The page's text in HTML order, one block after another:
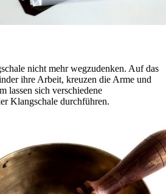
nicht mehr wegzudenken. Auf das
ihre Arbeit, kreuzen die Arme und
lassen sich verschiedene
Klangschale durchführen.